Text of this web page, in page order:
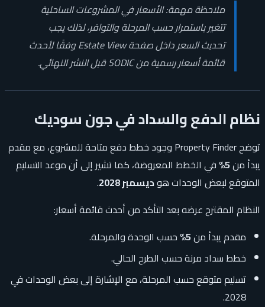
ملاحظة مهمة: الأسعار في المشروعات الساحلية
تتغير باستمرار حسب المرحلة والتوافر، لذلك يجب
تحديث السعر داخل صفحة Estate View وفقًا لأحدث
قائمة أسعار رسمية من SODIC قبل النشر النهائي.
نظام الدفع والسداد في جون سوديك
توضح Property Finder وجود خطط دفع متاحة للمشروع، مع مقدم
يبدأ من5% في الخطط المعروضة، كما تشير إلى أن موعد التسليم
المتوقع لبعض الوحدات هوديسمبر 2028
.
النظام المقترح عرضه بعد التأكد من أحدث قائمة أسعار:
مقدم يبدأ من5% حسب الوحدة والمرحلة.
خطط سداد مرنة حسب الطرح الحالي.
تسليم متوقع حسب المرحلة، مع الإشارة إلى بعض الوحدات في
2028.